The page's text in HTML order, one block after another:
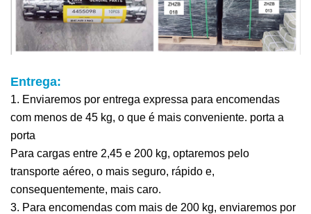
Entrega:
1. Enviaremos por entrega expressa para encomendas
com menos de 45 kg, o que é mais conveniente. porta a
porta
Para cargas entre 2,45 e 200 kg, optaremos pelo
transporte aéreo, o mais seguro, rápido e,
consequentemente, mais caro.
3. Para encomendas com mais de 200 kg, enviaremos por